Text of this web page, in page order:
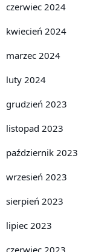
czerwiec 2024
kwiecień 2024
marzec 2024
luty 2024
grudzień 2023
listopad 2023
październik 2023
wrzesień 2023
sierpień 2023
lipiec 2023
czerwiec 2023